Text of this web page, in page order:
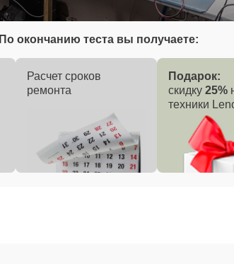
По окончанию теста вы получаете:
Расчет сроков
ремонта
Подарок:
скидку 25%
техники